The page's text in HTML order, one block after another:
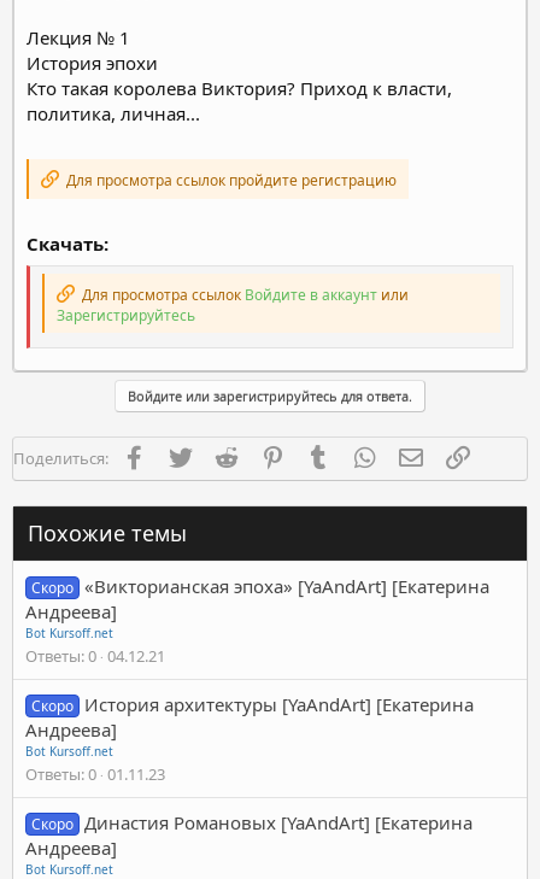
Лекция № 1
История эпохи
Кто такая королева Виктория? Приход к власти,
политика, личная...
Для просмотра ссылок пройдите регистрацию
Скачать:
Для просмотра ссылок Войдите в аккаунт или
Зарегистрируйтесь
Войдите или зарегистрируйтесь для ответа.
Поделиться: FacebookTwitter Reddit PinterestTumblr WhatsAppЭлектронная
Похожие темы
Скоро «Викторианская эпоха» [YaAndArt] [Екатерина
Андреева]
Bot Kursoff.net
Ответы 0 04.12.21
Скоро История архитектуры [YaAndArt] [Екатерина
Андреева]
Bot Kursoff.net
Ответы 0 01.11.23
Скоро Династия Романовых [YaAndArt] [Екатерина
Андреева]
Bot Kursoff.net